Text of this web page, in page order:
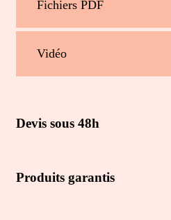
Fichiers PDF
Vidéo
Devis sous 48h
Produits garantis